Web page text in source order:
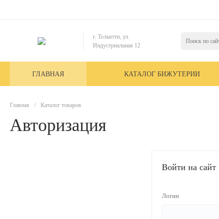
г. Тольятти, ул.
Индустриальная 12
ГЛАВНАЯ КАТАЛОГ БИЖУТЕРИИ
Главная / Каталог товаров
Авторизация
Войти на сайт
Логин